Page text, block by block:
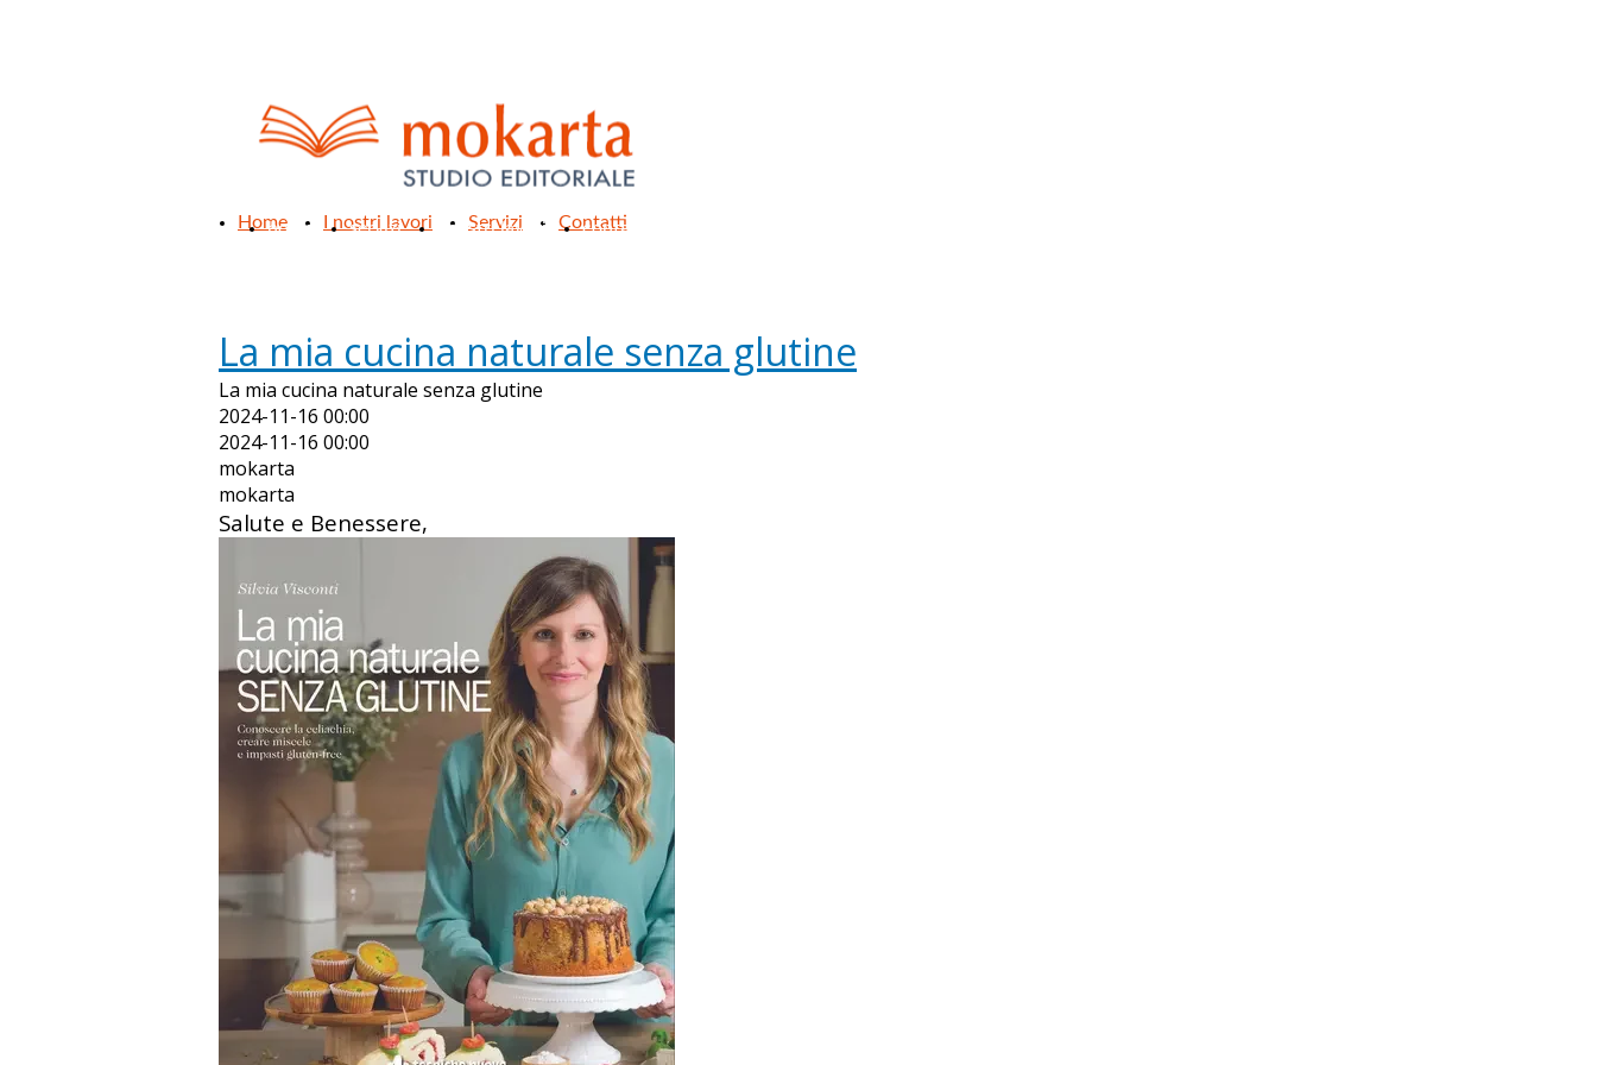
Home I nostri lavori Servizi Contatti
home servizi i nostri lavori contattaci
La mia cucina naturale senza glutine
La mia cucina naturale senza glutine
2024-11-16 00:00
2024-11-16 00:00
mokarta
mokarta
Salute e Benessere,